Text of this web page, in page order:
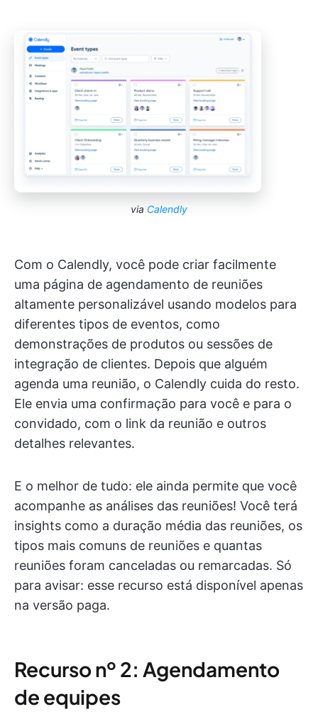
via Calendly
Com o Calendly, você pode criar facilmente
uma página de agendamento de reuniões
altamente personalizável usando modelos para
diferentes tipos de eventos, como
demonstrações de produtos ou sessões de
integração de clientes. Depois que alguém
agenda uma reunião, o Calendly cuida do resto.
Ele envia uma confirmação para você e para o
convidado, com o link da reunião e outros
detalhes relevantes.
E o melhor de tudo: ele ainda permite que você
acompanhe as análises das reuniões! Você terá
insights como a duração média das reuniões, os
tipos mais comuns de reuniões e quantas
reuniões foram canceladas ou remarcadas. Só
para avisar: esse recurso está disponível apenas
na versão paga.
Recurso nº 2: Agendamento
de equipes